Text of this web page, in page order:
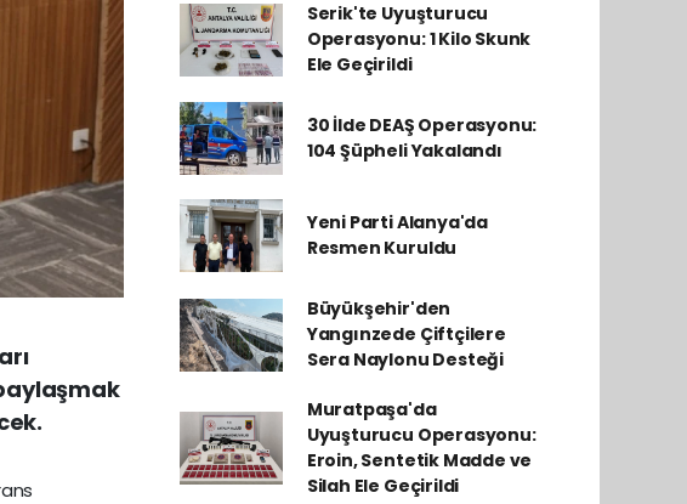
Serik'te Uyuşturucu
Operasyonu: 1 Kilo Skunk
Ele Geçirildi
30 İlde DEAŞ Operasyonu:
104 Şüpheli Yakalandı
Yeni Parti Alanya'da
Resmen Kuruldu
Büyükşehir'den
Yangınzede Çiftçilere
Sera Naylonu Desteği
Muratpaşa'da
Uyuşturucu Operasyonu:
Eroin, Sentetik Madde ve
Silah Ele Geçirildi